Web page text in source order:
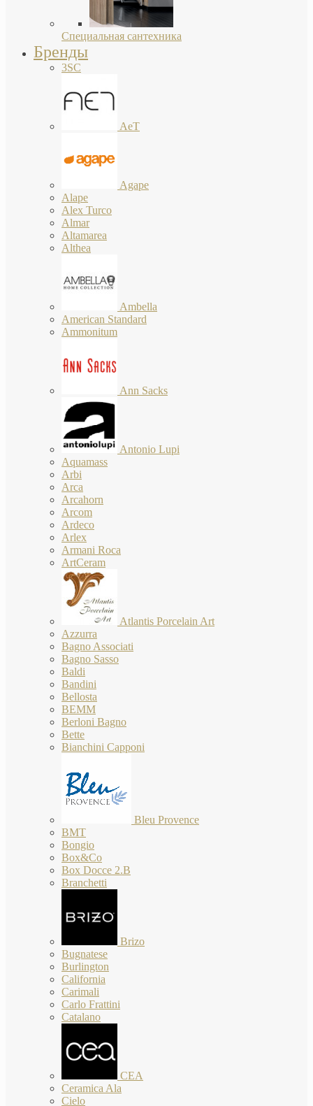
Специальная сантехника
Бренды
3SC
AeT
Agape
Alape
Alex Turco
Almar
Altamarea
Althea
Ambella
American Standard
Ammonitum
Ann Sacks
Antonio Lupi
Aquamass
Arbi
Arca
Arcahorn
Arcom
Ardeco
Arlex
Armani Roca
ArtCeram
Atlantis Porcelain Art
Azzurra
Bagno Associati
Bagno Sasso
Baldi
Bandini
Bellosta
BEMM
Berloni Bagno
Bette
Bianchini Capponi
Bleu Provence
BMT
Bongio
Box&Co
Box Docce 2.B
Branchetti
Brizo
Bugnatese
Burlington
California
Carimali
Carlo Frattini
Catalano
CEA
Ceramica Ala
Cielo